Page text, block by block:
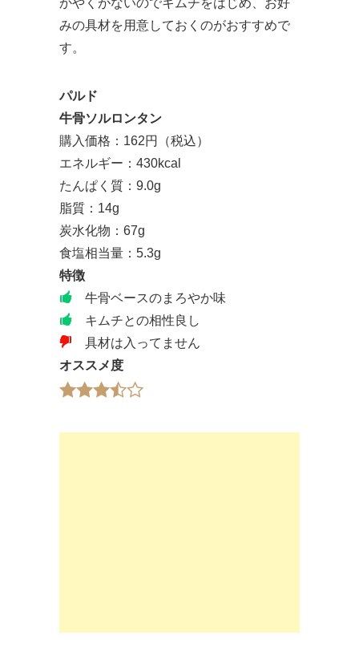
みの具材を用意しておくのがおすすめで
す。
パルド
牛骨ソルロンタン
購入価格：162円（税込）
エネルギー：430kcal
たんぱく質：9.0g
脂質：14g
炭水化物：67g
食塩相当量：5.3g
特徴
牛骨ベースのまろやか味
キムチとの相性良し
具材は入ってません
オススメ度